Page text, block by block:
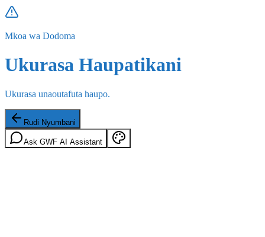
Mkoa wa Dodoma
Ukurasa Haupatikani
Ukurasa unaoutafuta haupo.
Rudi Nyumbani
Ask GWF AI Assistant